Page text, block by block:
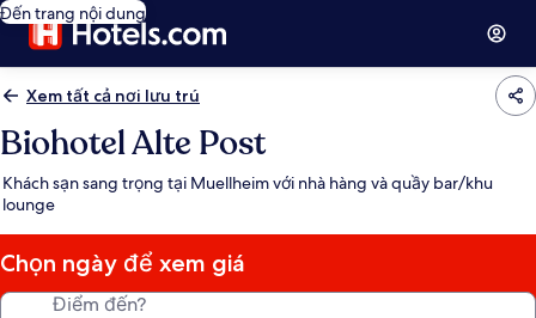
Đến trang nội dung
Xem tất cả nơi lưu trú
Biohotel Alte Post
Khách sạn sang trọng tại Muellheim với nhà hàng và quầy bar/khu
lounge
Chọn ngày để xem giá
Điểm đến?